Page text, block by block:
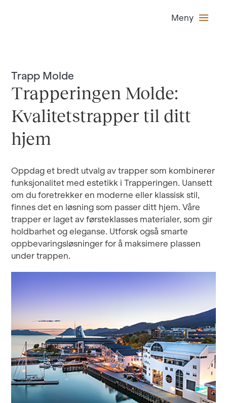
Meny
Trapp Molde
Trapperingen Molde:
Kvalitetstrapper til ditt
hjem
Oppdag et bredt utvalg av trapper som kombinerer
funksjonalitet med estetikk i Trapperingen. Uansett
om du foretrekker en moderne eller klassisk stil,
finnes det en løsning som passer ditt hjem. Våre
trapper er laget av førsteklasses materialer, som gir
holdbarhet og eleganse. Utforsk også smarte
oppbevaringsløsninger for å maksimere plassen
under trappen.